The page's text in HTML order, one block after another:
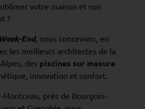
votre maison et son
?
End, nous concevons, en
les meilleurs architectes de la
des piscines sur mesure
innovation et confort.
Montceau, près de Bourgoin-